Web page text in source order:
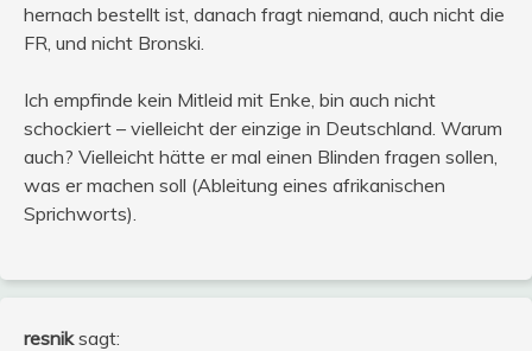
hernach bestellt ist, danach fragt niemand, auch nicht die
FR, und nicht Bronski.
Ich empfinde kein Mitleid mit Enke, bin auch nicht
schockiert – vielleicht der einzige in Deutschland. Warum
auch? Vielleicht hätte er mal einen Blinden fragen sollen,
was er machen soll (Ableitung eines afrikanischen
Sprichworts).
resnik sagt: